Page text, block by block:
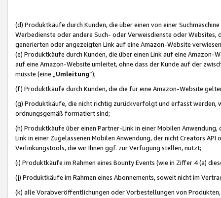
(d) Produktkäufe durch Kunden, die über einen von einer
Werbedienste oder andere Such- oder Verweisdienste oder Websites,
generierten oder angezeigten Link auf eine Amazon-Website
(e) Produktkäufe durch Kunden, die über einen Link auf eine
auf eine Amazon-Website umleitet, ohne dass der Kunde auf der
müsste (eine „ Umleitung“);
(f) Produktkäufe durch Kunden, die die für eine Amazon-Website
(g) Produktkäufe, die nicht richtig zurückverfolgt und erfasst werden,
ordnungsgemäß formatiert sind;
(h) Produktkäufe über einen Partner-Link in einer Mobilen
Link in einer Zugelassenen Mobilen Anwendung, der nicht Creators
Verlinkungstools, die wir Ihnen ggf. zur Verfügung stellen, nutzt;
(i) Produktkäufe im Rahmen eines Bounty Events (wie in Ziffer 4 (a)
(j) Produktkäufe im Rahmen eines Abonnements, soweit nicht im
(k) alle Vorabveröffentlichungen oder Vorbestellungen von